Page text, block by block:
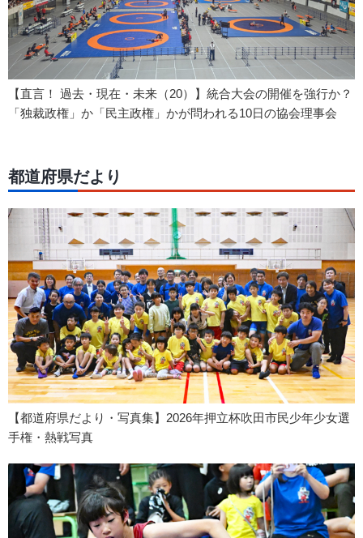
【直言！ 過去・現在・未来（20）】統合大会の開催を強行か？
「独裁政権」か「民主政権」かが問われる10日の協会理事会
都道府県だより
【都道府県だより・写真集】2026年押立杯吹田市民少年少女選
手権・熱戦写真